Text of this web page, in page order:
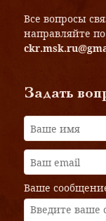
Все вопросы
направляйте
Задать
Ваше